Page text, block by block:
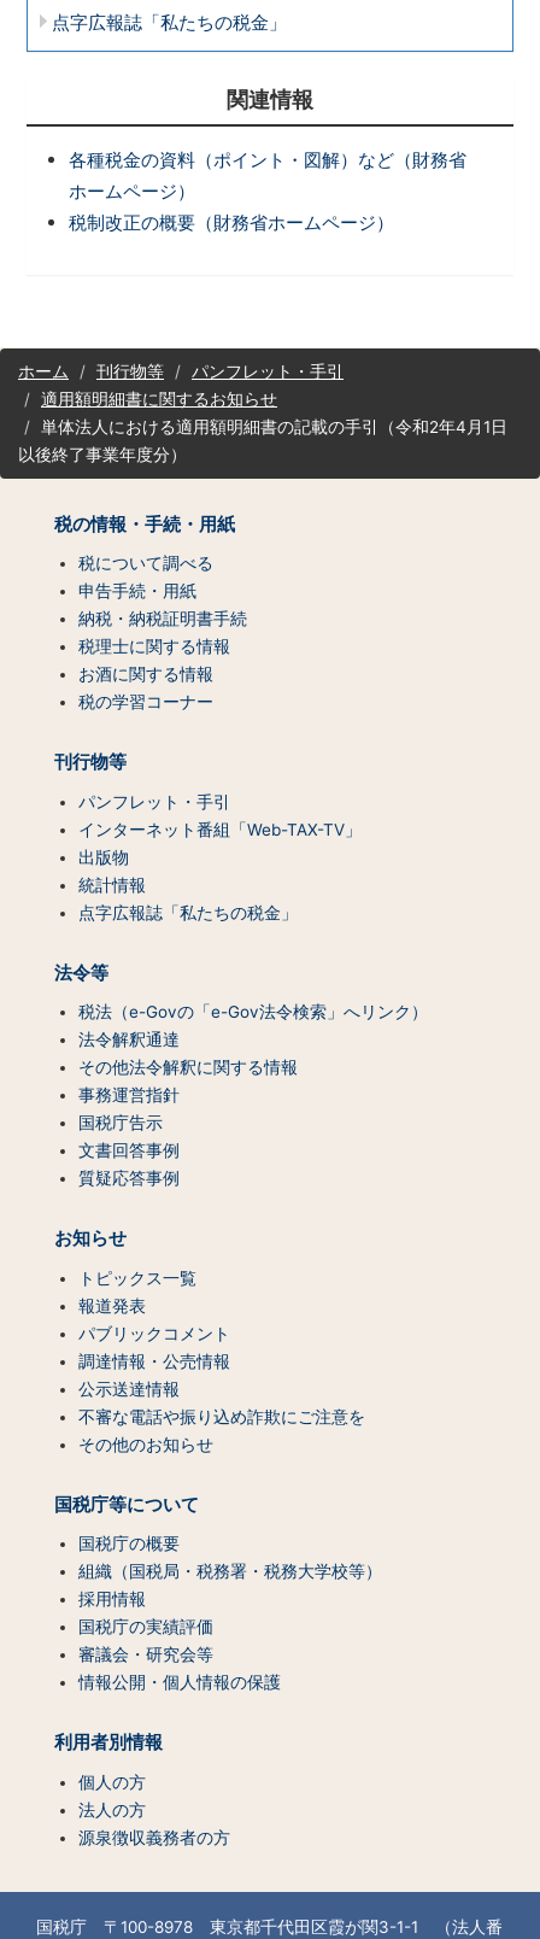
点字広報誌「私たちの税金」
関連情報
各種税金の資料（ポイント・図解）など（財務省
ホームページ）
税制改正の概要（財務省ホームページ）
サ
イ
ッ
プ
ホーム 刊行物等
パンフレット・手引
適用額明細書に関するお知らせ
単体法人における適用額明細書の記載の手引（令和2年4月1日
以後終了事業年度分）
税の情報・手続・用紙
税について調べる
申告手続・用紙
納税・納税証明書手続
税理士に関する情報
お酒に関する情報
税の学習コーナー
刊行物等
パンフレット・手引
インターネット番組「Web-TAX-TV」
出版物
統計情報
点字広報誌「私たちの税金」
法令等
税法（e-Govの「e-Gov法令検索」へリンク）
法令解釈通達
その他法令解釈に関する情報
事務運営指針
国税庁告示
文書回答事例
質疑応答事例
お知らせ
トピックス一覧
報道発表
パブリックコメント
調達情報・公売情報
公示送達情報
不審な電話や振り込め詐欺にご注意を
その他のお知らせ
国税庁等について
国税庁の概要
組織（国税局・税務署・税務大学校等）
採用情報
国税庁の実績評価
審議会・研究会等
情報公開・個人情報の保護
利用者別情報
個人の方
法人の方
源泉徴収義務者の方
国税庁 〒100-8978 東京都千代田区霞が関3-1-1 （法人番